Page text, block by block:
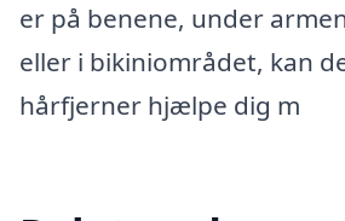
er på benene, under
eller i bikiniområdet, kan
hårfjerner hjælpe dig m